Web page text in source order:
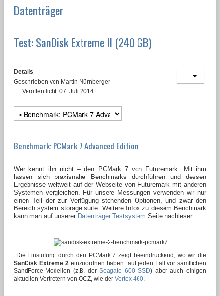
Datenträger
Test: SanDisk Extreme II (240 GB)
Details
Geschrieben von Martin Nürnberger
Veröffentlicht: 07. Juli 2014
Benchmark: PCMark 7 Advanced Edition
Wer kennt ihn nicht – den PCMark 7 von Futuremark. Mit ihm
lassen sich praxisnahe Benchmarks durchführen und dessen
Ergebnisse weltweit auf der Webseite von Futuremark mit anderen
Systemen vergleichen. Für unsere Messungen verwenden wir nur
einen Teil der zur Verfügung stehenden Optionen, und zwar den
Bereich system storage suite. Weitere Infos zu diesem Benchmark
kann man auf unserer Datenträger Testsystem Seite nachlesen.
Die Einstufung durch den PCMark 7 zeigt beeindruckend, wo wir die
SanDisk Extreme 2 einzuordnen haben: auf jeden Fall vor sämtlichen
SandForce-Modellen (z.B. derSeagate 600 SSD) aber auch einigen
aktuellen Vertretern von OCZ, wie der Vertex 460